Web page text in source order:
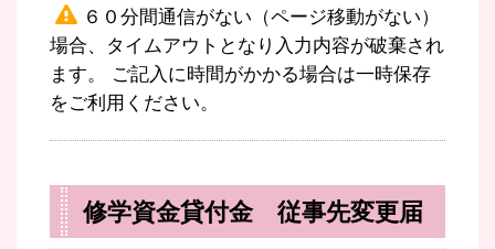
６０分間通信がない（ページ移動がない）
場合、タイムアウトとなり入力内容が破棄され
ます。 ご記入に時間がかかる場合は一時保存
をご利用ください。
修学資金貸付金 従事先変更届